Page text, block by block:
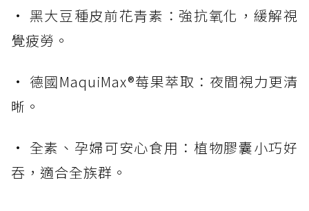
• 黑大豆種皮前花青素：強抗氧化，緩解視
覺疲勞。
• 德國MaquiMax®莓果萃取：夜間視力更清
晰。
• 全素、孕婦可安心食用：植物膠囊小巧好
吞，適合全族群。